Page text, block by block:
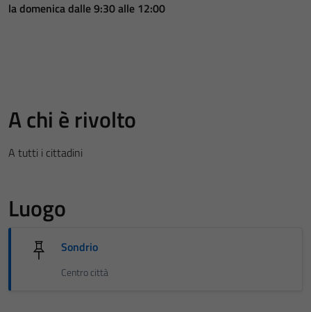
la domenica dalle 9:30 alle 12:00
A chi è rivolto
A tutti i cittadini
Luogo
Sondrio
Centro città